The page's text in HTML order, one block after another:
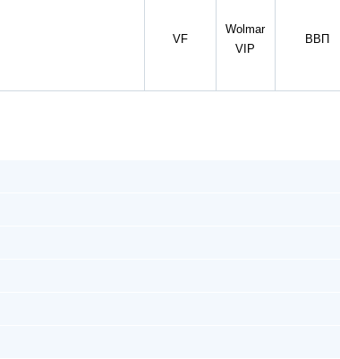
VF
Wolmar
VIP
ВВП